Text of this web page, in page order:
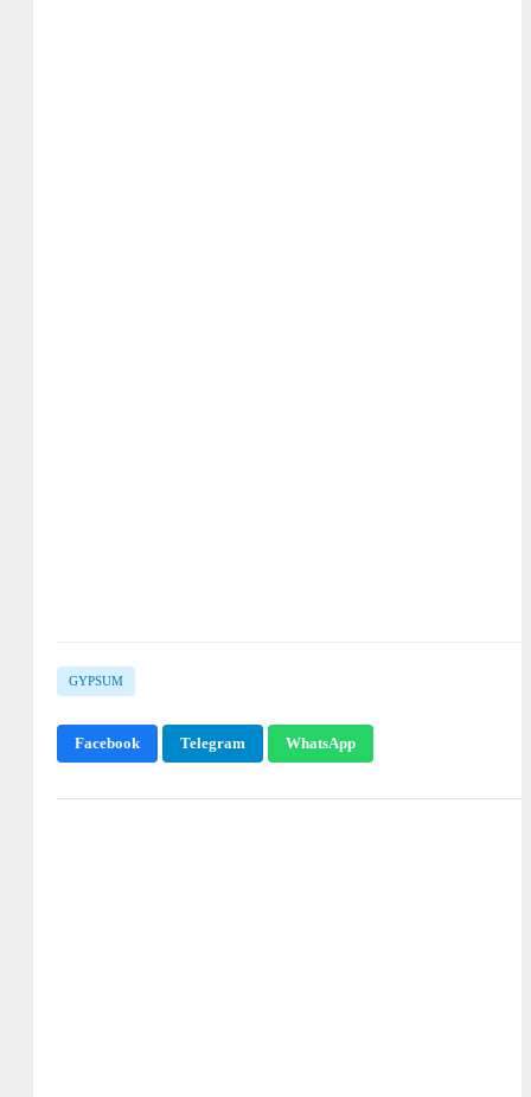
GYPSUM
Facebook Telegram WhatsApp